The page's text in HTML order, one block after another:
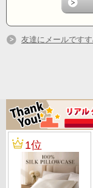
■普段から肌が弱いので
温かいし汚れはすぐに
として利用しています
通年使えてサラサラだ
友達にメールです